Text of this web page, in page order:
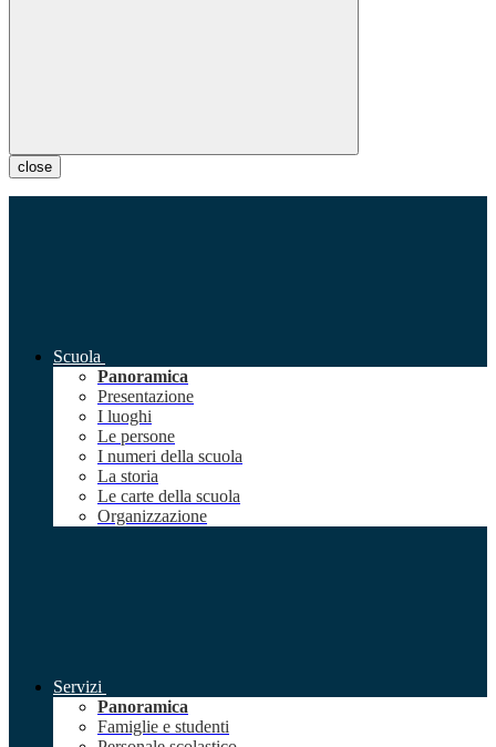
close
Scuola
Panoramica
Presentazione
I luoghi
Le persone
I numeri della scuola
La storia
Le carte della scuola
Organizzazione
Servizi
Panoramica
Famiglie e studenti